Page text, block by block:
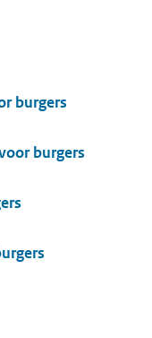
burgers
burgers